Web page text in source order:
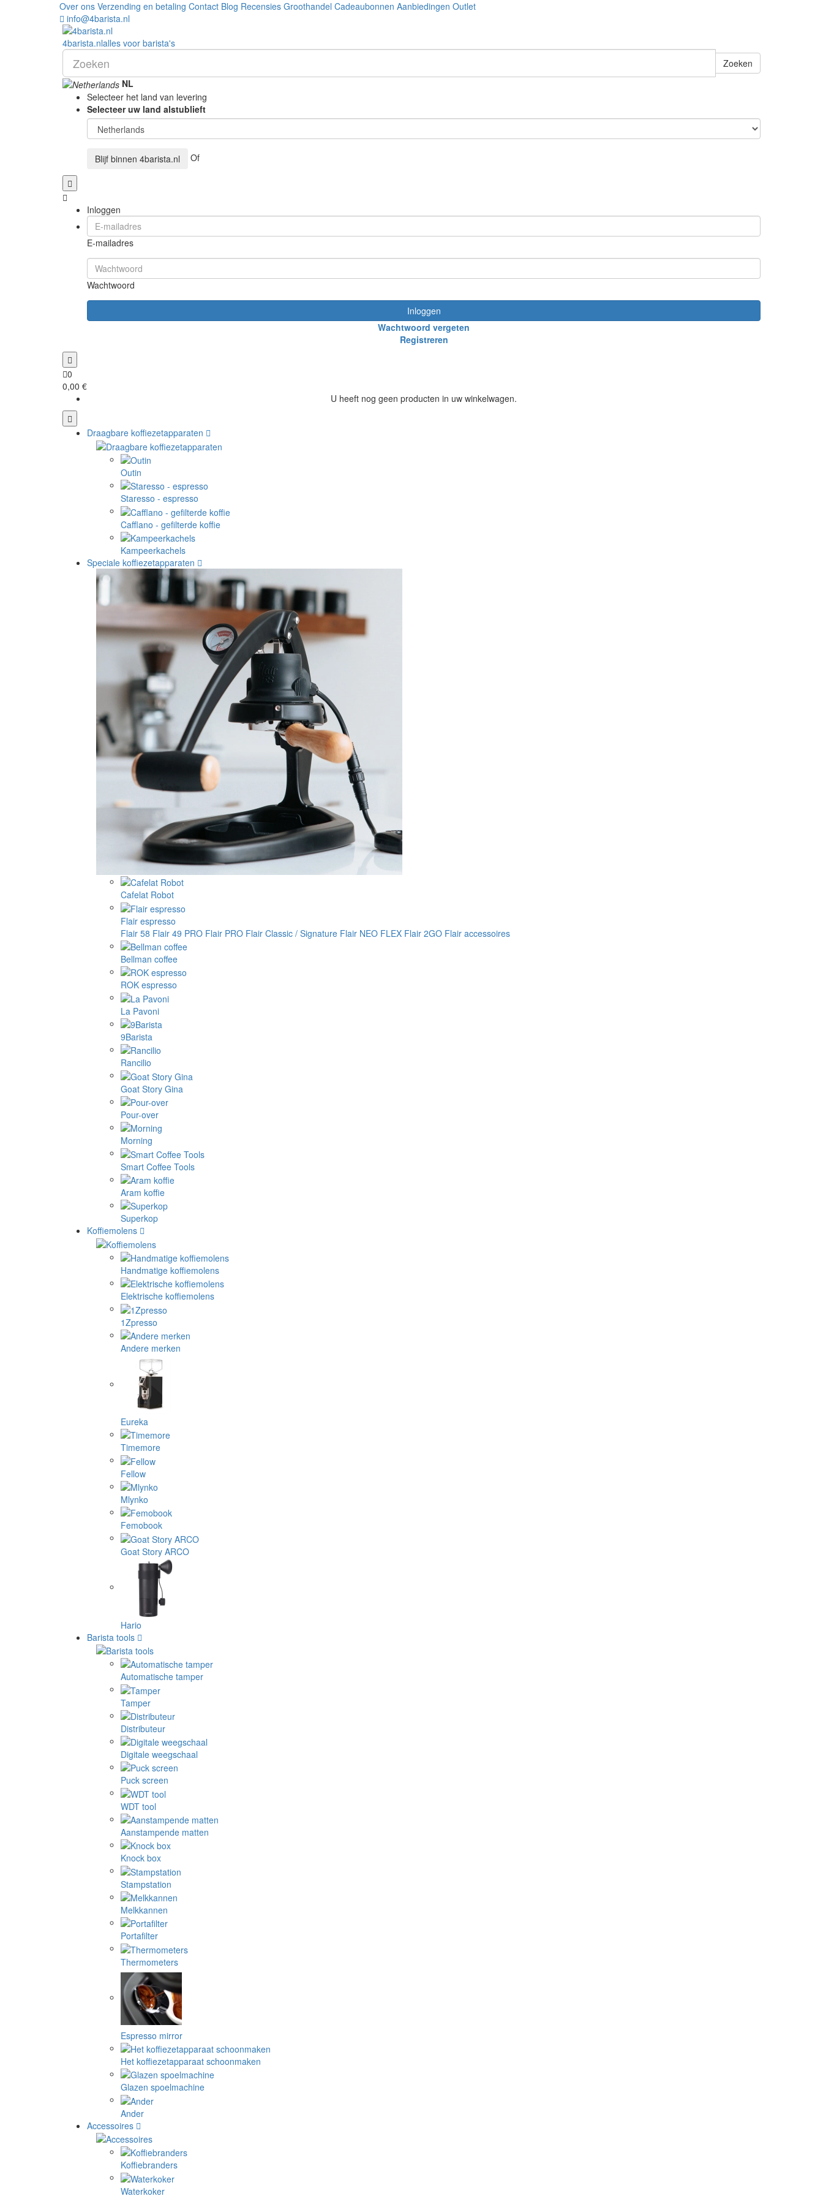
Over ons Verzending en betaling Contact Blog Recensies Groothandel Cadeaubonnen Aanbiedingen Outlet
info@4barista.nl
4barista.nlalles voor barista's
Zoeken
NL
Selecteer het land van levering
Selecteer uw land alstublieft
Blijf binnen 4barista.nl Of
Inloggen
E-mailadres
Wachtwoord
Inloggen
Wachtwoord vergeten
Registreren
0
0,00 €
U heeft nog geen producten in uw winkelwagen.
Draagbare koffiezetapparaten
Outin
Staresso - espresso
Cafflano - gefilterde koffie
Kampeerkachels
Speciale koffiezetapparaten
Cafelat Robot
Flair espresso
Flair 58 Flair 49 PRO Flair PRO Flair Classic / Signature Flair NEO FLEX Flair 2GO Flair accessoires
Bellman coffee
ROK espresso
La Pavoni
9Barista
Rancilio
Goat Story Gina
Pour-over
Morning
Smart Coffee Tools
Aram koffie
Superkop
Koffiemolens
Handmatige koffiemolens
Elektrische koffiemolens
1Zpresso
Andere merken
Eureka
Timemore
Fellow
Mlynko
Femobook
Goat Story ARCO
Hario
Barista tools
Automatische tamper
Tamper
Distributeur
Digitale weegschaal
Puck screen
WDT tool
Aanstampende matten
Knock box
Stampstation
Melkkannen
Portafilter
Thermometers
Espresso mirror
Het koffiezetapparaat schoonmaken
Glazen spoelmachine
Ander
Accessoires
Koffiebranders
Waterkoker